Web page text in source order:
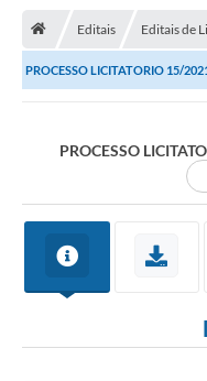
Secretarias
Mais
Editais Editais de
PROCESSO LICITATORIO 15/
PROCESSO